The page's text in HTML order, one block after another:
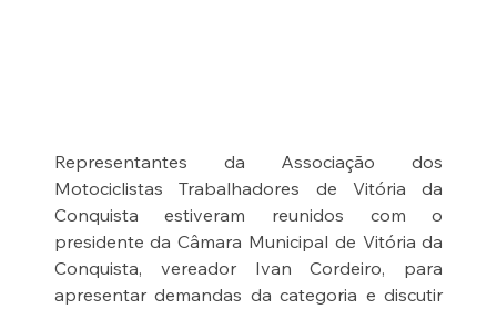
Representantes da Associação dos
Motociclistas Trabalhadores de Vitória da
Conquista estiveram reunidos com o
presidente da Câmara Municipal de Vitória da
Conquista, vereador Ivan Cordeiro, para
apresentar demandas da categoria e discutir